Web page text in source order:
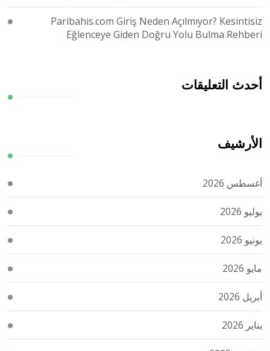
Paribahis.com Giriş Neden Açılmıyor? Kesintisiz
Eğlenceye Giden Doğru Yolu Bulma Rehberi
أحدث التعليقات
الأرشيف
أغسطس 2026
يوليو 2026
يونيو 2026
مايو 2026
أبريل 2026
يناير 2026